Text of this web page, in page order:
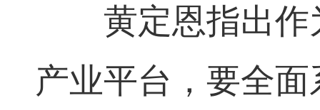
黄定恩指出作
产业平台，要全